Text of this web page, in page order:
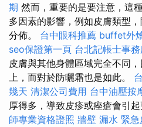
期 然而，重要的是要注意，這
多因素的影響，例如皮膚類型
分佈。 台中眼科推薦 buffet外
seo保證第一頁 台北記帳士事
皮膚與其他身體區域完全不同
上，而對於防曬霜也是如此。
幾天 清潔公司費用 台中油壓按
厚得多，導致皮疹或痤瘡會引起
師專業資格證照 牆壁 漏水 緊急